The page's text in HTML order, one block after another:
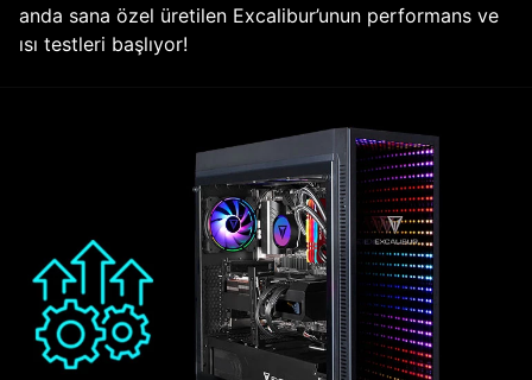
anda sana özel üretilen Excalibur’unun performans ve
ısı testleri başlıyor!